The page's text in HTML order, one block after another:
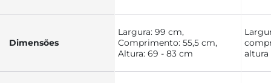
Dimensões
Largura: 99 cm,
Comprimento: 55,5 cm,
Altura: 69 - 83 cm
altura